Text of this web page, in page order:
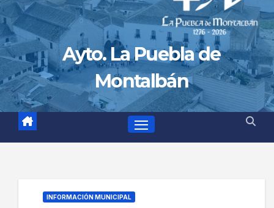
Ayto. La Puebla de
Montalbán
INFORMACIÓN MUNICIPAL